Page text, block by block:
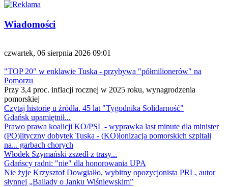
Wiadomości
czwartek, 06 sierpnia 2026 09:01
"TOP 20" w enklawie Tuska - przybywa "półmilionerów" na
Pomorzu
Przy 3,4 proc. inflacji rocznej w 2025 roku, wynagrodzenia
pomorskiej
Czytaj historię u źródła. 45 lat "Tygodnika Solidarność"
Gdańsk upamiętnił...
Prawo prawa koalicji KO/PSL - wyprawka last minute dla minister
(PO)lityczny dobytek Tuska - (KO)lonizacja pomorskich szpitali
na... garbach chorych
Włodek Szymański zszedł z trasy...
Gdańscy radni: "nie" dla honorowania UPA
Nie żyje Krzysztof Dowgiałło, wybitny opozycjonista PRL, autor
słynnej „Ballady o Janku Wiśniewskim”